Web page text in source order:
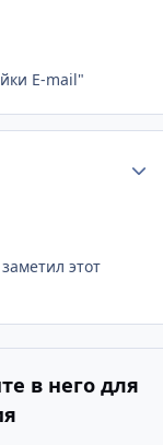
E-mail"
этот
в него для